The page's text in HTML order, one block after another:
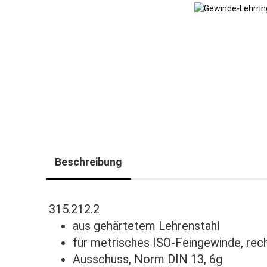
Beschreibung
315.212.2
aus gehärtetem Lehrenstahl
für metrisches ISO-Feingewinde,
Ausschuss, Norm DIN 13, 6g